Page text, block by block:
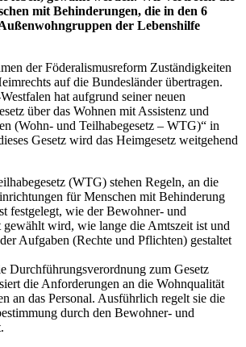
mit Behinderungen, die in den 6
der Lebenshilfe
der Föderalismusreform Zuständigkeiten
auf die Bundesländer übertragen.
hat aufgrund seiner neuen
über das Wohnen mit Assistenz und
(Wohn- und Teilhabegesetz – WTG)“ in
Gesetz wird das Heimgesetz weitgehend
(WTG) stehen Regeln, an die
für Menschen mit Behinderung
festgelegt, wie der Bewohner- und
wird, wie lange die Amtszeit ist und
Aufgaben (Rechte und Pflichten) gestaltet
Durchführungsverordnung zum Gesetz
die Anforderungen an die Wohnqualität
an das Personal. Ausführlich regelt sie die
durch den Bewohner- und